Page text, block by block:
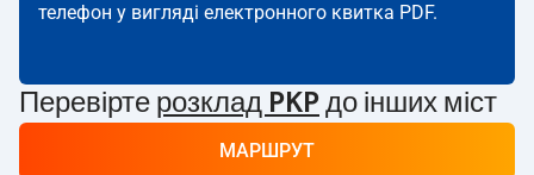
телефон у вигляді електронного квитка PDF.
Перевірте розклад PKP до інших міст
МАРШРУТ